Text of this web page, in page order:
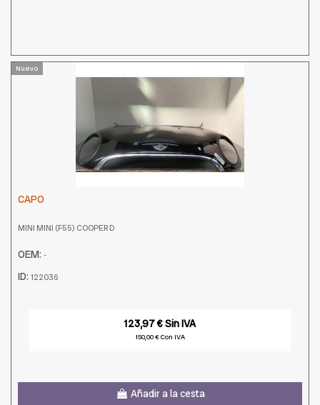
Nuevo
CAPO
MINI MINI (F55) COOPER D
OEM: -
ID: 122036
123,97 € Sin IVA
150,00 € Con IVA
Añadir a la cesta